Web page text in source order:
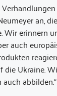
an,
Wir erinnern
auch
die Ukraine.
abbilden.“